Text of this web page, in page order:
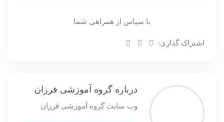
با سپاس از همراهی شما
اشتراک گذاری:
درباره گروه آموزشی فرزان
وب سایت گروه آموزشی فرزان